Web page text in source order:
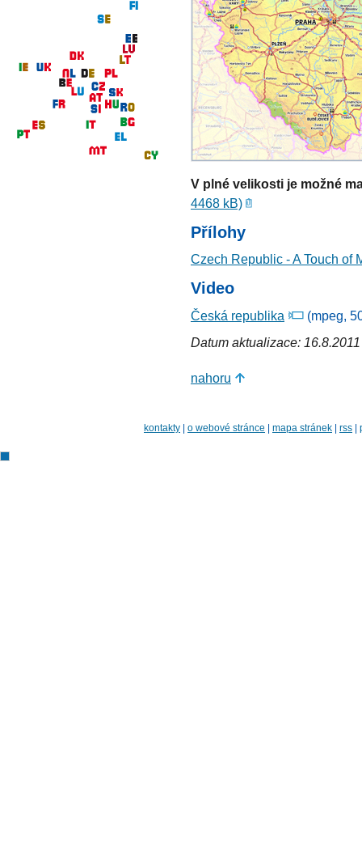
V plné velikosti je možné
4468 kB)
Přílohy
Czech Republic - A Touch of
Video
Česká republika
(mpeg,
Datum aktualizace:
nahoru
kontakty o webové stránce mapa stránek rss